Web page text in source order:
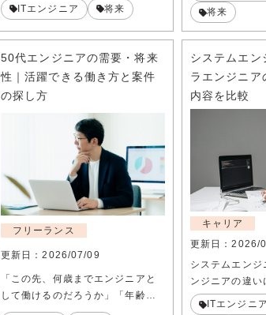
ITエンジニア 将来
将来
50代エンジニアの需要・将来
性｜活躍できる働き方と案件
の探し方
フリーランス
更新日：2026/07/09
「この先、何歳までエンジニアと
して働けるのだろうか」「年齢…
システムエン
ラエンジニア
内容を比較
キャリア
更新日：2026/
システムエンジ
ンジニアの違
ITエンジニア